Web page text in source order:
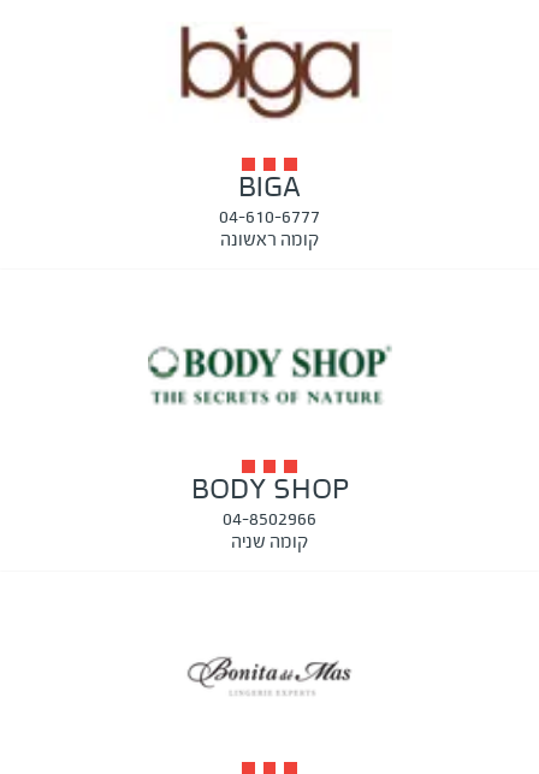
BIGA
04-610-6777
קומה ראשונה
BODY SHOP
04-8502966
קומה שניה